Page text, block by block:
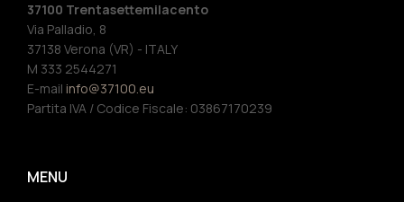
37100 Trentasettemilacento
Via Palladio, 8
37138 Verona (VR) - ITALY
M 333 2544271
E-mail info@37100.eu
Partita IVA / Codice Fiscale: 03867170239
MENU